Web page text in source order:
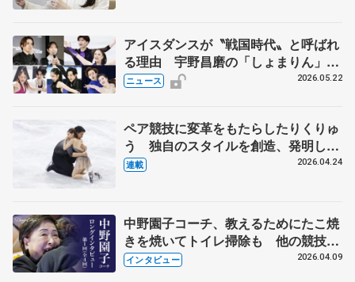
アイスダンスが〝戦国時代〟と呼ばれ
る理由 宇野昌磨の「しょまりん」ら
実力者が相次いで参戦 国内の競争激
ニュース 2026.05.22
ペア競技に変革をもたらしたりくりゅ
う 独自のスタイルを創造、発明した
【引退発表後②】
連載 2026.04.24
中野園子コーチ、教えるためにたこ焼
きを焼いてトイレ掃除も 他の競技に
も通用するという坂本花織の筋肉
インタビュー 2026.04.09